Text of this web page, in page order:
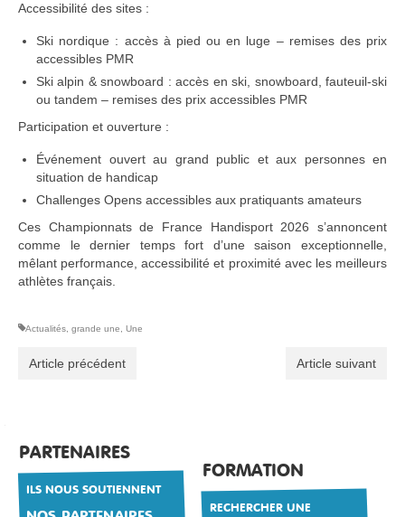
Accessibilité des sites :
Ski nordique : accès à pied ou en luge – remises des prix
accessibles PMR
Ski alpin & snowboard : accès en ski, snowboard, fauteuil-ski
ou tandem – remises des prix accessibles PMR
Participation et ouverture :
Événement ouvert au grand public et aux personnes en
situation de handicap
Challenges Opens accessibles aux pratiquants amateurs
Ces Championnats de France Handisport 2026 s’annoncent
comme le dernier temps fort d’une saison exceptionnelle,
mêlant performance, accessibilité et proximité avec les meilleurs
athlètes français.
Actualités grande une Une
Article précédent Article suivant
PARTENAIRES
ILS NOUS SOUTIENNENT
FORMATION
RECHERCHER UNE